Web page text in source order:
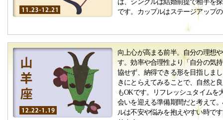
は、シングルは結婚前提で相手を
です。カップルはステージアップ
向上心が高まる前半。自分の理想
す。効率や合理性より「自分の気
協せず、納得できる形を目指しま
きにとらえてみることで、自然と
もOKです。リフレッシュタイムを
会いを迎える準備期間だと考えて
ルは不安や悩みを抱えやすい時で